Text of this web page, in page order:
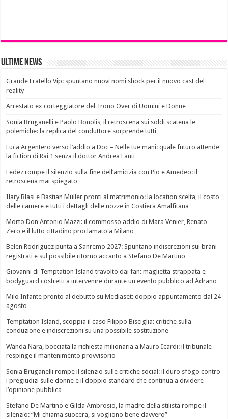
Ultime News
Grande Fratello Vip: spuntano nuovi nomi shock per il nuovo cast del
reality
Arrestato ex corteggiatore del Trono Over di Uomini e Donne
Sonia Bruganelli e Paolo Bonolis, il retroscena sui soldi scatena le
polemiche: la replica del conduttore sorprende tutti
Luca Argentero verso l’addio a Doc – Nelle tue mani: quale futuro attende
la fiction di Rai 1 senza il dottor Andrea Fanti
Fedez rompe il silenzio sulla fine dell’amicizia con Pio e Amedeo: il
retroscena mai spiegato
Ilary Blasi e Bastian Müller pronti al matrimonio: la location scelta, il costo
delle camere e tutti i dettagli delle nozze in Costiera Amalfitana
Morto Don Antonio Mazzi: il commosso addio di Mara Venier, Renato
Zero e il lutto cittadino proclamato a Milano
Belen Rodriguez punta a Sanremo 2027: Spuntano indiscrezioni sui brani
registrati e sul possibile ritorno accanto a Stefano De Martino
Giovanni di Temptation Island travolto dai fan: maglietta strappata e
bodyguard costretti a intervenire durante un evento pubblico ad Adrano
Milo Infante pronto al debutto su Mediaset: doppio appuntamento dal 24
agosto
Temptation Island, scoppia il caso Filippo Bisciglia: critiche sulla
conduzione e indiscrezioni su una possibile sostituzione
Wanda Nara, bocciata la richiesta milionaria a Mauro Icardi: il tribunale
respinge il mantenimento provvisorio
Sonia Bruganelli rompe il silenzio sulle critiche social: il duro sfogo contro
i pregiudizi sulle donne e il doppio standard che continua a dividere
l’opinione pubblica
Stefano De Martino e Gilda Ambrosio, la madre della stilista rompe il
silenzio: “Mi chiama suocera, si vogliono bene davvero”